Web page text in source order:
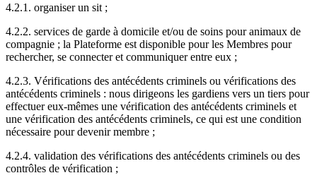
4.2.1. organiser un sit ;
4.2.2. services de garde à domicile et/ou de soins pour animaux de
compagnie ; la Plateforme est disponible pour les Membres pour
rechercher, se connecter et communiquer entre eux ;
4.2.3. Vérifications des antécédents criminels ou vérifications des
antécédents criminels : nous dirigeons les gardiens vers un tiers pour
effectuer eux-mêmes une vérification des antécédents criminels et
une vérification des antécédents criminels, ce qui est une condition
nécessaire pour devenir membre ;
4.2.4. validation des vérifications des antécédents criminels ou des
contrôles de vérification ;